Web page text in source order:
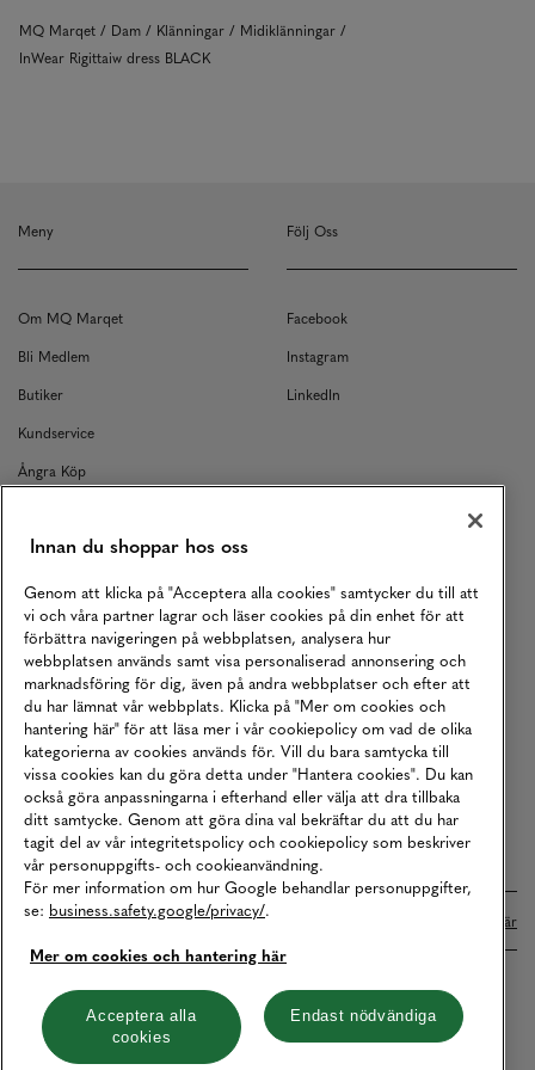
MQ Marqet Dam Klänningar
Midiklänningar
InWear Rigittaiw dress BLACK
Meny
Om MQ Marqet
Bli Medlem
Butiker
Kundservice
Ångra Köp
Returer
Köpvillkor
Karriär
Vårt Ansvar
Våra Tjänster
Press
Studentrabatt
B2B
Tillgänglighetsredogörelse
Följ Oss
Facebook
Instagram
LinkedIn
Betalningar online sköts i samarbete med Klarna. Läs mer här
Cookies Integritetspolicy
Hantera cookies
Innan du shoppar hos oss
Genom att klicka på "Acceptera alla cookies" samtycker du till att
vi och våra partner lagrar och läser cookies på din enhet för att
förbättra navigeringen på webbplatsen, analysera hur
webbplatsen används samt visa personaliserad annonsering och
marknadsföring för dig, även på andra webbplatser och efter att
du har lämnat vår webbplats. Klicka på "Mer om cookies och
hantering här" för att läsa mer i vår cookiepolicy om vad de olika
kategorierna av cookies används för. Vill du bara samtycka till
vissa cookies kan du göra detta under "Hantera cookies". Du kan
också göra anpassningarna i efterhand eller välja att dra tillbaka
ditt samtycke. Genom att göra dina val bekräftar du att du har
tagit del av vår integritetspolicy och cookiepolicy som beskriver
vår personuppgifts- och cookieanvändning.
För mer information om hur Google behandlar personuppgifter,
se: business.safety.google/privacy/.
Mer om cookies och hantering här
Acceptera alla
cookies
Endast nödvändiga